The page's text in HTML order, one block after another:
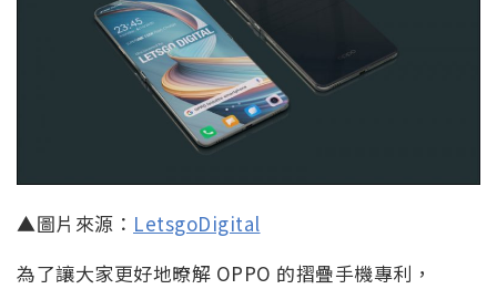
▲圖片來源： LetsgoDigital
為了讓大家更好地暸解 OPPO 的摺疊手機專利，